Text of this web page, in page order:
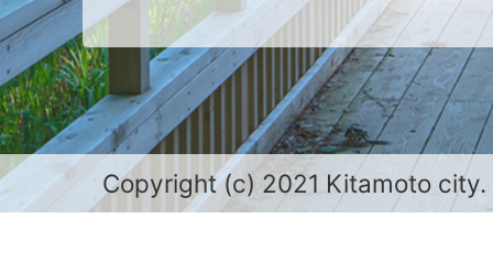
Copyright (c) 2021 Kitamoto city.